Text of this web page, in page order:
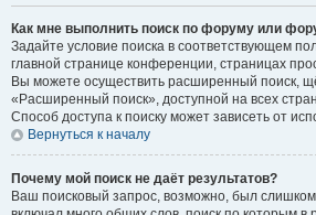
Как мне выполнить поиск по форуму или
Задайте условие поиска в соответствующем
главной странице конференции, страницах
Вы можете осуществить расширенный поиск,
«Расширенный поиск», доступной на всех
Способ доступа к поиску может зависеть от
Вернуться к началу
Почему мой поиск не даёт результатов?
Ваш поисковый запрос, возможно, был